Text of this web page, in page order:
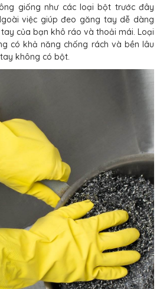
giống như các loại bột trước đây
việc giúp đeo găng tay dễ dàng
của bạn khô ráo và thoải mái. Loại
có khả năng chống rách và bền lâu
không có bột.